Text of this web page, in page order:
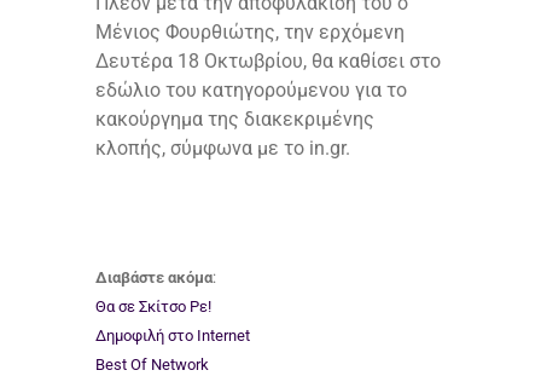
Μένιος Φουρθιώτης, την ερχόμενη
Δευτέρα 18 Οκτωβρίου, θα καθίσει στο
εδώλιο του κατηγορούμενου για το
κακούργημα της διακεκριμένης
κλοπής, σύμφωνα με το in.gr.
Διαβάστε ακόμα:
Θα σε Σκίτσο Ρε!
Δημοφιλή στο Internet
Best Of Network